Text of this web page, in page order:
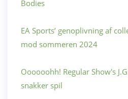
Bodies
EA Sports’ genoplivning af
mod sommeren 2024
Oooooohh! Regular Show's
snakker spil